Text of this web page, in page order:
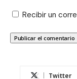
Recibir un
Twitter